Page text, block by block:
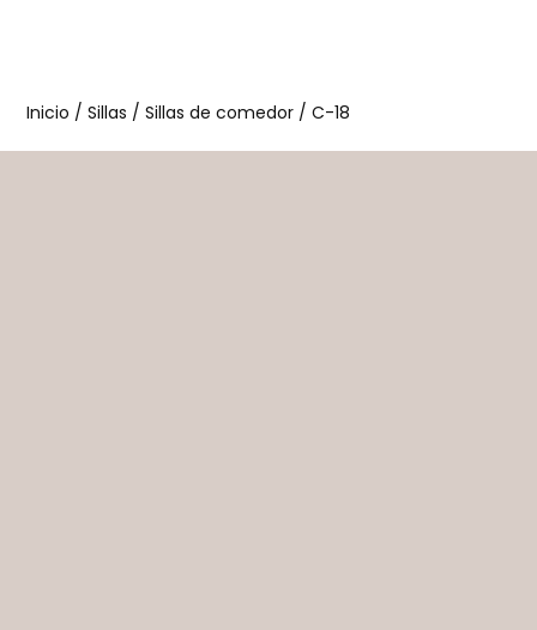
Inicio /Sillas /Sillas de comedor / C-18